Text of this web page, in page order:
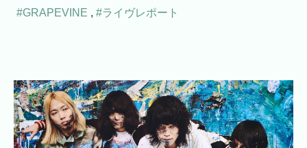
#GRAPEVINE , #ライヴレポート